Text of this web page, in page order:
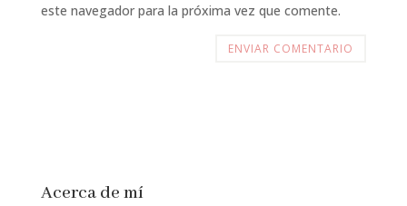
este navegador para la próxima vez que comente.
Acerca de mí